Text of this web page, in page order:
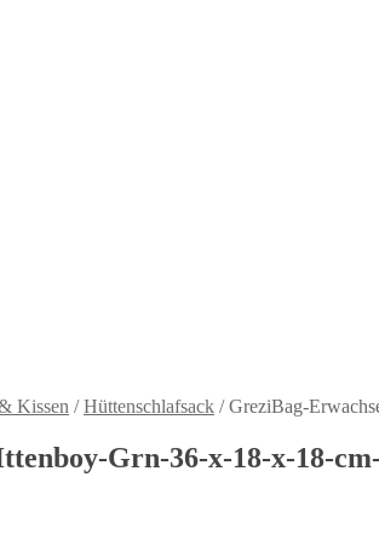
Kissen /Hüttenschlafsack /GreziBag-
Grn-36-x-18-x-18-